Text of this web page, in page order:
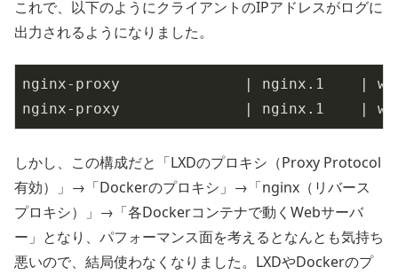
これで、以下のようにクライアントのIPアドレスがログに
出力されるようになりました。
nginx-proxy | nginx.1    |
nginx-proxy
| nginx.1    |
しかし、この構成だと「LXDのプロキシ（Proxy Protocol
有効）」→「Dockerのプロキシ」→「nginx（リバース
プロキシ）」→「各Dockerコンテナで動くWebサーバ
ー」となり、パフォーマンス面を考えるとなんとも気持ち
悪いので、結局使わなくなりました。LXDやDockerのプ